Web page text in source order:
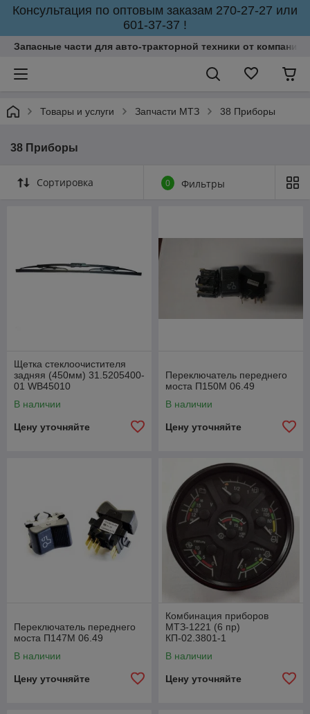
Консультация по оптовым заказам 270-27-27 или
601-37-37 !
Запасные части для авто-тракторной техники от
Товары и услуги Запчасти МТЗ 38 Приборы
38 Приборы
Сортировка 0 Фильтры
Щетка стеклоочистителя
задняя (450мм) 31.5205400-
01 WB45010
В наличии
Цену уточняйте
Переключатель переднего
моста П150М 06.49
В наличии
Цену уточняйте
Переключатель переднего
моста П147М 06.49
В наличии
Цену уточняйте
Комбинация приборов
МТЗ-1221 (6 пр)
КП-02.3801-1
В наличии
Цену уточняйте